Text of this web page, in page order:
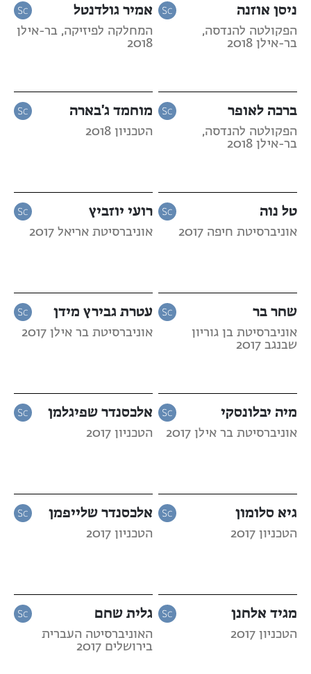
ניסן אוזנה
הפקולטה להנדסה,
בר-אילן 2018
אמיר גולדנטל
המחלקה לפיזיקה, בר-אילן
2018
ברכה לאופר
הפקולטה להנדסה,
בר-אילן 2018
מוחמד ג'בארה
הטכניון 2018
טל נוה
אוניברסיטת חיפה 2017
רועי יוזביץ
אוניברסיטת אריאל 2017
שחר בר
אוניברסיטת בן גוריון
שבנגב 2017
עטרת גבירץ מידן
אוניברסיטת בר אילן 2017
מיה יבלונסקי
אוניברסיטת בר אילן 2017
אלכסנדר שפיגלמן
הטכניון 2017
גיא סלומון
הטכניון 2017
אלכסנדר שלייפמן
הטכניון 2017
מגיד אלחנן
הטכניון 2017
גלית שחם
האוניברסיטה העברית
בירושלים 2017